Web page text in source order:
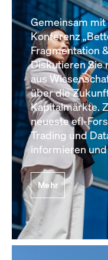
Gemeinsam
Konferenz
Fragmentation
Diskutieren Sie
aus
über die
Kapitalmärkte.
neueste efl-
Trading und
informieren
Mehr